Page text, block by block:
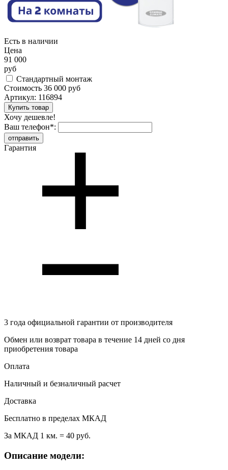
Есть в наличии
Цена
91 000
руб
Стандартный монтаж
Стоимость 36 000 руб
Артикул: 116894
Хочу дешевле!
Ваш телефон*:
Гарантия
3 года официальной гарантии от производителя
Обмен или возврат товара в течение 14 дней со дня
приобретения товара
Оплата
Наличный и безналичный расчет
Доставка
Бесплатно в пределах МКАД
За МКАД 1 км. = 40 руб.
Описание модели: